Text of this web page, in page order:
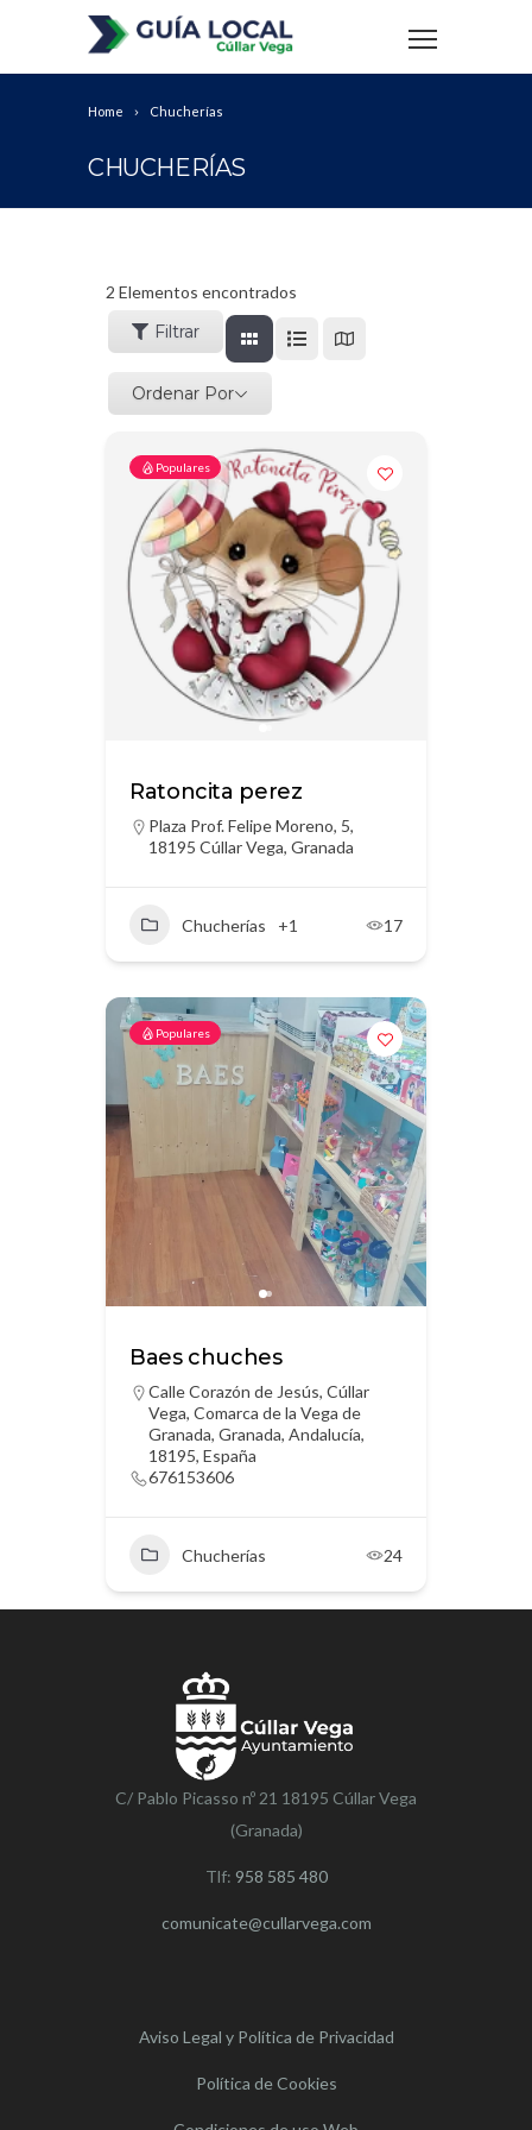
Home Chucherías
CHUCHERÍAS
2 Elementos encontrados
Filtrar
Ordenar Por
Populares
Ratoncita perez
Plaza Prof. Felipe Moreno, 5,
18195 Cúllar Vega, Granada
Chucherías +1 17
Populares
Baes chuches
Calle Corazón de Jesús, Cúllar
Vega, Comarca de la Vega de
Granada, Granada, Andalucía,
18195, España
676153606
Chucherías 24
C/ Pablo Picasso nº 21 18195 Cúllar Vega
(Granada)
Tlf: 958 585 480
comunicate@cullarvega.com
Aviso Legal y Política de Privacidad
Política de Cookies